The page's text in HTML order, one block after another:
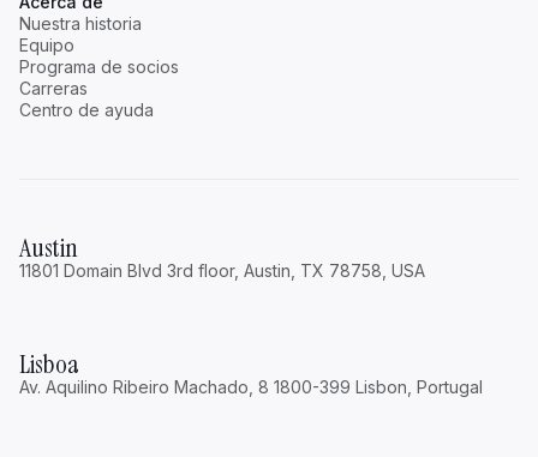
Nuestra historia
Equipo
Programa de socios
Carreras
Centro de ayuda
Austin
11801 Domain Blvd 3rd floor, Austin, TX 78758, USA
Lisboa
Av. Aquilino Ribeiro Machado, 8 1800-399 Lisbon, Portugal